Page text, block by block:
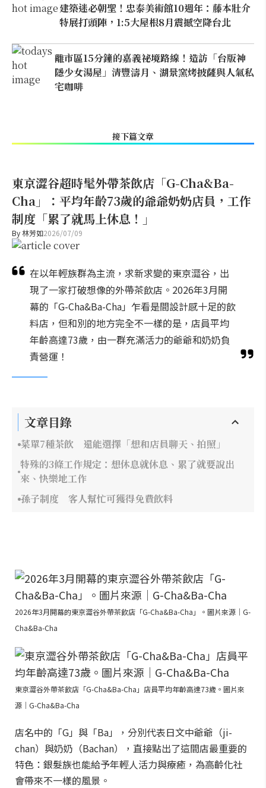
建築迷必朝聖！忠泰美術館10週年：藤本壯介
特展打頭陣，1:5大屋根8月震撼空降台北
離市區15分鐘的嘉義祕境路線！造訪「台版神
隱少女湯屋」清豐濤月、湖景窯烤披薩與人氣私
宅咖啡
接下篇文章
東京澀谷超時髦外帶茶飲店「G-Cha&Ba-
Cha」：平均年齡73歲的爺爺奶奶店員，工作
制度「累了就馬上休息！」
By林芳如2026/07/09
在以年輕族群為主流，求新求變的東京澀谷，出
現了一家打破想像的外帶茶飲店。2026年3月開
幕的「G-Cha&Ba-Cha」乍看是間設計感十足的飲
料店，但和別的地方完全不一樣的是，店員平均
年齡高達73歲，由一群充滿活力的爺爺和奶奶負
責營運！
文章目錄
菜單7種茶飲 還能選擇「想和店員聊天、拍照」
特殊的3條工作規定：想休息就休息、累了就要說出
來、快樂地工作
孫子制度 客人幫忙可獲得免費飲料
2026年3月開幕的東京澀谷外帶茶飲店「G-Cha&Ba-Cha」。圖片來源｜G-
Cha&Ba-Cha
東京澀谷外帶茶飲店「G-Cha&Ba-Cha」店員平均年齡高達73歲。圖片來
源｜G-Cha&Ba-Cha
店名中的「G」與「Ba」，分別代表日文中爺爺（ji-
chan）與奶奶（Bachan），直接點出了這間店最重要的
特色：銀髮族也能給予年輕人活力與療癒，為高齡化社
會帶來不一樣的風景。